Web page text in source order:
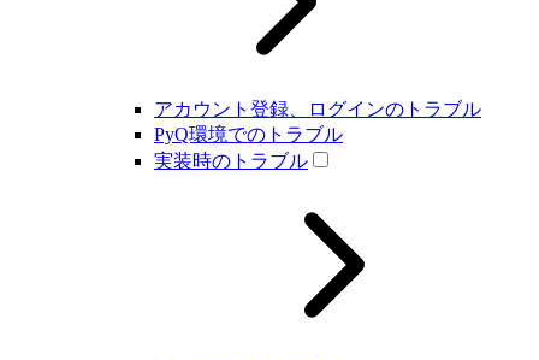
アカウント登録、ログインのトラブル
PyQ環境でのトラブル
実装時のトラブル